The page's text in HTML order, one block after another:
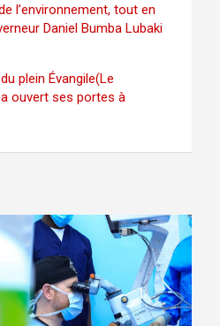
l’environnement, tout en
Daniel Bumba Lubaki
plein Évangile(Le
ouvert ses portes à